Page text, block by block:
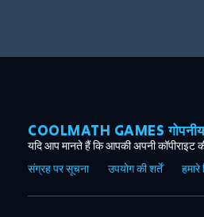
COOLMATH GAMES
यदि आप मानते हैं कि आपकी अपनी कॉपीराइट
संग्रह पर सूचना
उपयोग की शर्तें हमारे